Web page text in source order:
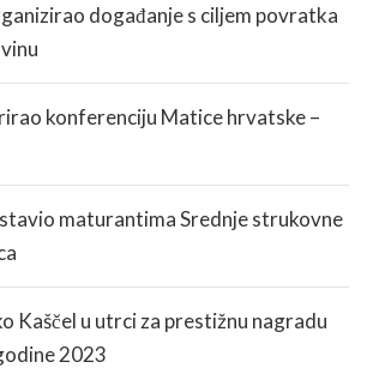
događanje s ciljem povratka
konferenciju Matice hrvatske –
maturantima Srednje strukovne
Kaščel u utrci za prestižnu nagradu
2023